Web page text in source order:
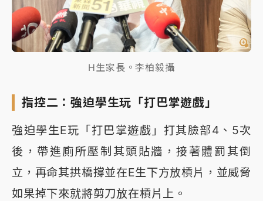
H生家長。李柏毅攝
指控二：強迫學生玩「打巴掌遊戲」
強迫學生E玩「打巴掌遊戲」打其臉部4、5次
後，帶進廁所壓制其頭貼牆，接著體罰其倒
立，再命其拱橋撐並在E生下方放槓片，並威脅
如果掉下來就將剪刀放在槓片上。